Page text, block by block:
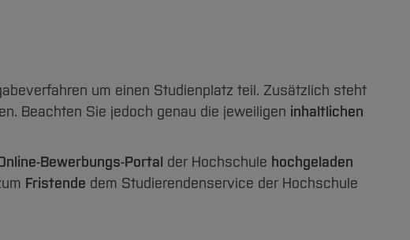
um einen Studienplatz teil. Zusätzlich steht
Beachten Sie jedoch genau die jeweiligen inhaltlichen
Bewerbungs-Portal der Hochschule hochgeladen
Fristende dem Studierendenservice der Hochschule